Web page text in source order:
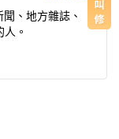
、地方雜誌、
。